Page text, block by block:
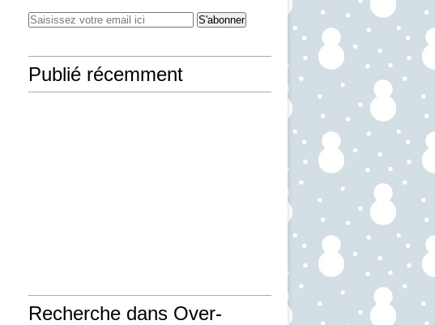
Publié récemment
Recherche dans Over-